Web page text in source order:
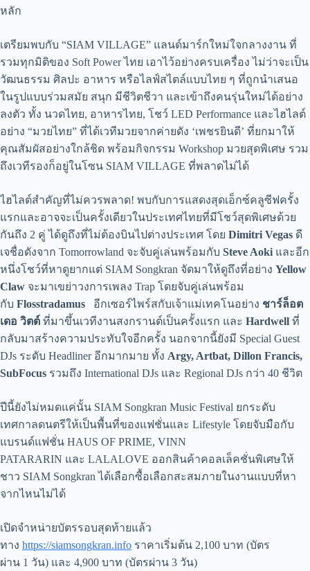
หลัก
เตรียมพบกับ “SIAM VILLAGE” แลนด์มาร์กใหม่ใจกลางงาน ที่
รวมทุกมิติของ Soft Power ไทย เอาไว้อย่างครบเครื่อง ไม่ว่าจะเป็น
วัฒนธรรม ศิลปะ อาหาร หรือไลฟ์สไตล์แบบไทย ๆ ที่ถูกนำเสนอ
ในรูปแบบร่วมสมัย สนุก มีชีวิตชีวา และเข้าถึงคนรุ่นใหม่ได้อย่าง
ลงตัว ทั้ง นวดไทย, อาหารไทย, โชว์ LED Performance และไฮไลต์
อย่าง “มวยไทย” ที่ได้เวทีมวยจากค่ายดัง ‘เพชรยินดี’ ที่ยกมาให้
คุณสัมผัสอย่างใกล้ชิด พร้อมกิจกรรม Workshop มวยสุดพิเศษ รวม
ถึงเวทีรองก็อยู่ในโซน SIAM VILLAGE ที่พลาดไม่ได้
ไฮไลต์สำคัญที่ไม่ควรพลาด! พบกับการแสดงสุดเอ็กซ์คลูซีฟครั้ง
แรกและอาจจะเป็นครั้งเดียวในประเทศไทยที่มีโชว์สุดพิเศษด้วย
กันถึง 2 คู่ ได้ดูถึงที่ไม่ต้องบินไปต่างประเทศ โดย Dimitri Vegas ดี
เจชื่อดังจาก Tomorrowland จะจับคู่เล่นพร้อมกับ Steve Aoki และอีก
หนึ่งโชว์ที่หาดูยากแต่ SIAM Songkran จัดมาให้ดูถึงที่อย่าง Yellow
Claw จะมาเขย่าวงการเพลง Trap โดยจับคู่เล่นพร้อม
กับ Flosstradamus อีกเซอร์ไพร์สกับเจ้าแม่เทคโนอย่าง ชาร์ล็อต
เดอ วิตต์ ที่มาขึ้นเวทีงานสงกรานต์เป็นครั้งแรก และ Hardwell ที่
กลับมาสร้างความประทับใจอีกครั้ง นอกจากนี้ยังมี Special Guest
DJs ระดับ Headliner อีกมากมาย ทั้ง Argy, Artbat, Dillon Francis,
SubFocus รวมถึง International DJs และ Regional DJs กว่า 40 ชีวิต
ปีนี้ยังไม่หมดแค่นั้น SIAM Songkran Music Festival ยกระดับ
เทศกาลดนตรีให้เป็นพื้นที่ของแฟชั่นและ Lifestyle โดยจับมือกับ
แบรนด์แฟชั่น HAUS OF PRIME, VINN
PATARARIN และ LALALOVE ออกสินค้าคอลเล็คชั่นพิเศษให้
ชาว SIAM Songkran ได้เลือกซื้อเลือกสะสมภายในงานแบบที่หา
จากไหนไม่ได้
เปิดจำหน่ายบัตรรอบสุดท้ายแล้ว
ทาง https://siamsongkran.info ราคาเริ่มต้น 2,100 บาท (บัตร
ผ่าน 1 วัน) และ 4,900 บาท (บัตรผ่าน 3 วัน)